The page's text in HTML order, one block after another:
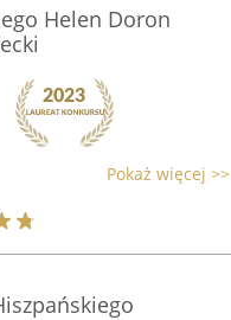
Helen Doron
Pokaż więcej >>